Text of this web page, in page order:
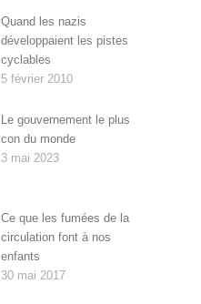
Quand les nazis
développaient les pistes
cyclables
5 février 2010
Le gouvernement le plus
con du monde
3 mai 2023
Ce que les fumées de la
circulation font à nos
enfants
30 mai 2017